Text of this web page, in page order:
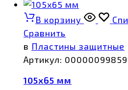
В корзину
Сравнить
в Пластины защитные
Артикул: 00000099859
105х65 мм